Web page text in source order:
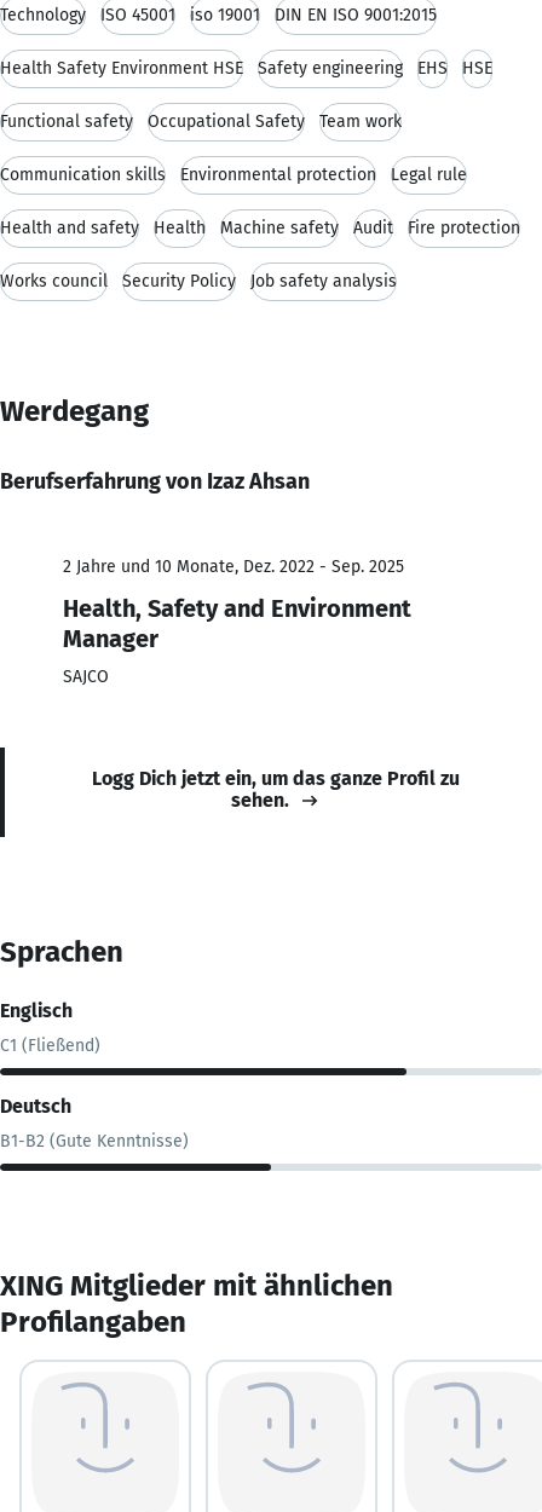
Technology ISO 45001 iso 19001 DIN EN ISO 9001:2015
Health Safety Environment HSE Safety engineering EHS HSE
Functional safety Occupational Safety Team work
Communication skills Environmental protection Legal rule
Health and safety Health Machine safety Audit Fire protection
Works council Security Policy Job safety analysis
Werdegang
Berufserfahrung von Izaz Ahsan
2 Jahre und 10 Monate, Dez. 2022 - Sep. 2025
Health, Safety and Environment
Manager
SAJCO
Logg Dich jetzt ein, um das ganze Profil zu
sehen.
Sprachen
Englisch
C1 (Fließend)
Deutsch
B1-B2 (Gute Kenntnisse)
XING Mitglieder mit ähnlichen
Profilangaben